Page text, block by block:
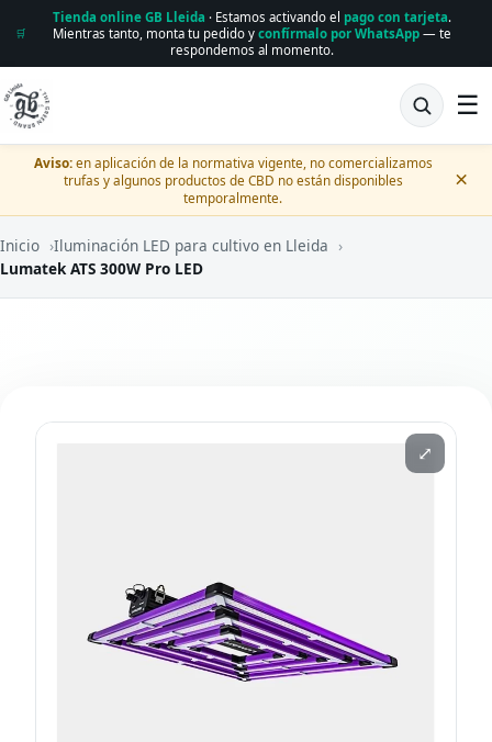
🛒
Tienda online GB Lleida · Estamos activando el pago con tarjeta.
Mientras tanto, monta tu pedido y confírmalo por WhatsApp— te
respondemos al momento.
☰
Aviso:en aplicación de la normativa vigente, no comercializamos
trufas y algunos productos de CBD no están disponibles
temporalmente.
×
Inicio ›Iluminación LED para cultivo en Lleida ›
Lumatek ATS 300W Pro LED
⤢